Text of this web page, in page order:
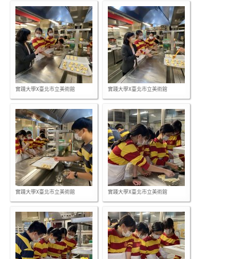
實踐大學X臺北市立美術館 實踐大學X臺北市立美術館
實踐大學X臺北市立美術館 實踐大學X臺北市立美術館